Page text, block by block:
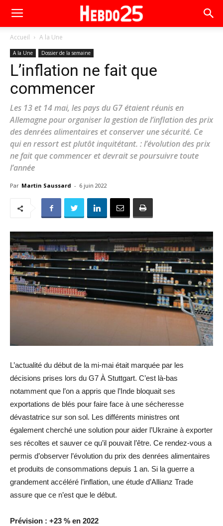
Accueil A la Une
A la Une Dossier de la semaine
L’inflation ne fait que
commencer
Les 13 et 14 mai, les pays du G7 étaient réunis en
Allemagne pour organiser la gestion de l’inflation des prix
des denrées alimentaires et conserver une sécurité. Ce
qui en ressort est plutôt inquitétant. : l’évolution des prix
ne fait que commencer et devrait se poursuivre toute
l’année
Par Martin Saussard - 6 juin 2022
L’actualité du début de la mi-mai était marquée par les
décisions prises lors du G7 À Stuttgart. C’est là-bas
notamment que l’on a appris que l’Inde bloquait ses
exportations de blés pour faire face à une sécheresse
dévastatrice sur son sol. Les différents ministres ont
également cherché une solution pour aider l’Ukraine à exporter
ses récoltes et sauver ce qu’il pouvait l’être. Ce rendez-vous a
permis d’observer l’évolution du prix des denrées alimentaires
et produits de consommations depuis 1 an. Si la guerre a
grandement accéléré l’inflation, une étude d’Allianz Trade
assure que ce n’est que le début.
Prévision : +23 % en 2022